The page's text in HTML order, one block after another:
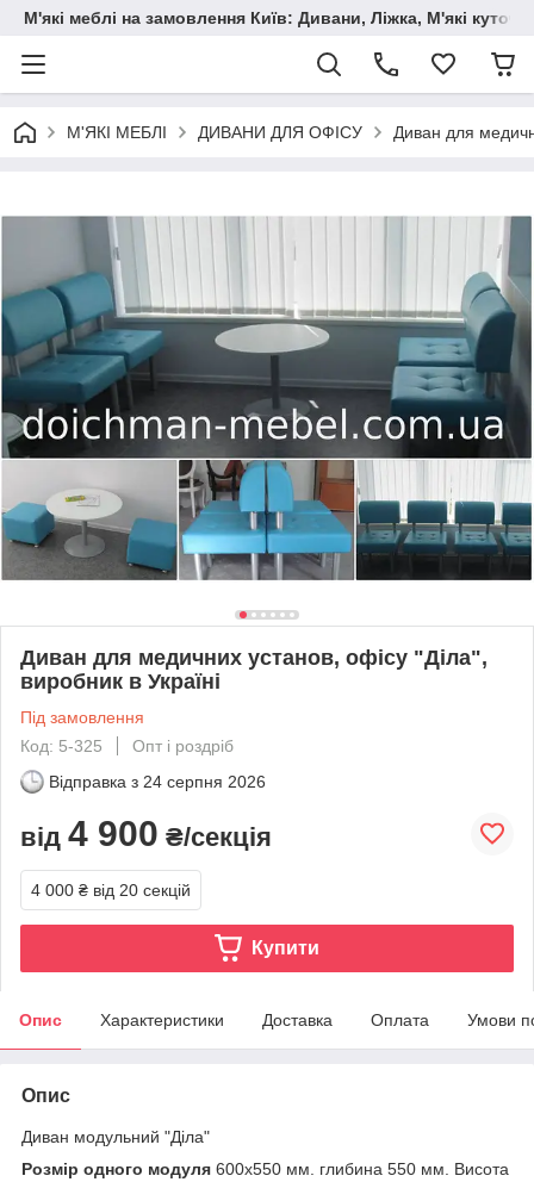
М'які меблі на замовлення Київ: Дивани, Ліжка, М'які
М'ЯКІ МЕБЛІ ДИВАНИ ДЛЯ ОФІСУ Диван для
Диван для медичних установ, офісу "Діла",
виробник в Україні
Під замовлення
Код: 5-325
Опт і роздріб
Відправка з 24 серпня 2026
від 4 900 ₴/секція
4 000 ₴ від 20 секцій
Купити
Опис Характеристики Доставка Оплата Умови
Опис
Диван модульний "Діла"
Розмір одного модуля 600х550 мм. глибина 550 мм. Висота